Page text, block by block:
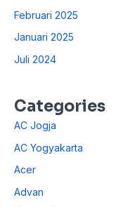
Februari 2025
Januari 2025
Juli 2024
Categories
AC Jogja
AC Yogyakarta
Acer
Advan